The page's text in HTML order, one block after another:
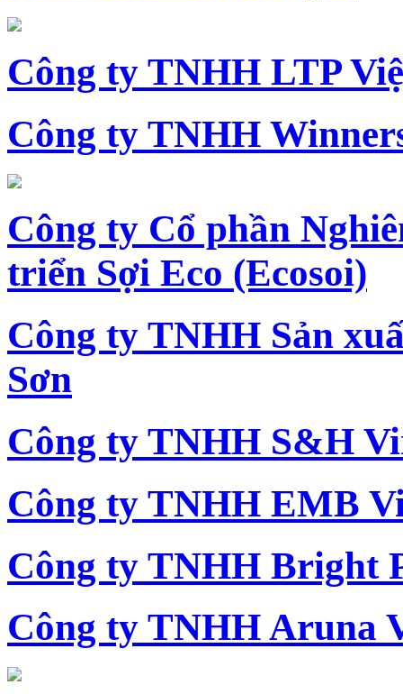
Công ty TNHH LTP
Công ty TNHH
Công ty Cổ phần
triển Sợi Eco (Ecosoi)
Công ty TNHH Sản
Sơn
Công ty TNHH S&H
Công ty TNHH EMB
Công ty TNHH Bright
Công ty TNHH Aruna